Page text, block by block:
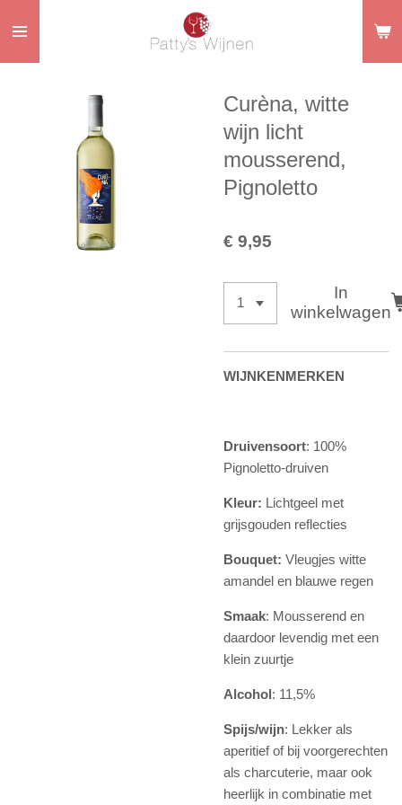
direct
naar
Curèna, witte
wijn licht
mousserend,
Pignoletto
€ 9,95
In
winkelwagen
WIJNKENMERKEN
Druivensoort: 100%
Pignoletto-druiven
Kleur: Lichtgeel met
grijsgouden reflecties
Bouquet: Vleugjes witte
amandel en blauwe regen
Smaak: Mousserend en
daardoor levendig met een
klein zuurtje
Alcohol: 11,5%
Spijs/wijn: Lekker als
aperitief of bij voorgerechten
als charcuterie, maar ook
heerlijk in combinatie met